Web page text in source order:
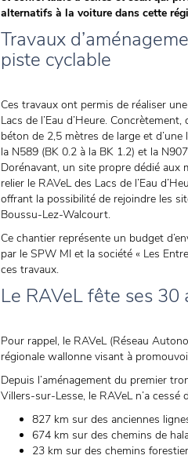
alternatifs à la voiture dans cette
Travaux
piste cyclable
Ces travaux ont permis de réaliser
Lacs de l’Eau d’Heure.
béton de 2,5 mètres de large et
la N589 (BK 0.2 à la BK 1.2) et la
Dorénavant, un site propre dédié aux
relier le RAVeL des Lacs de l’Eau
offrant la possibilité de rejoindre les
Boussu-Lez-Walcourt.
Ce chantier représente un budget
par le SPW MI et la société « Les
ces travaux.
Le RAVeL fête ses 30
Pour rappel, le RAVeL (Réseau
régionale wallonne visant à
Depuis l’aménagement du premier
Villers-sur-Lesse, le RAVeL n’a
827 km sur des anciennes
674 km sur des chemins de
23 km sur des chemins